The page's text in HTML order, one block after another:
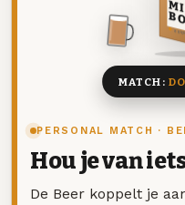
PERSONAL MATCH ·
Hou je van
De Beer koppelt je
8
MATCH: